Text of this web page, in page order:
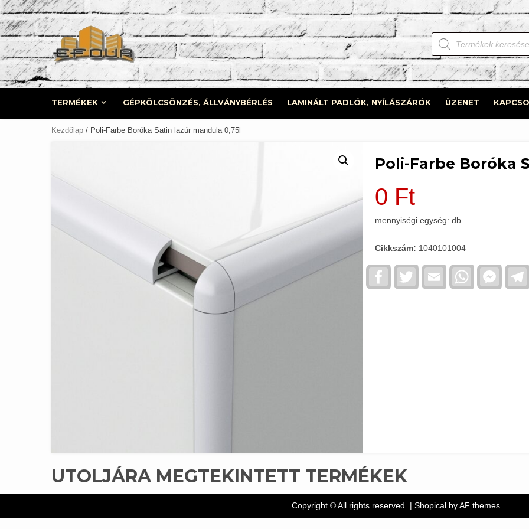
Skip
to
content
Products
search
TERMÉKEK GÉPKÖLCSÖNZÉS, ÁLLVÁNYBÉRLÉS LAMINÁLT PADLÓK, NYÍLÁSZÁRÓK ÜZENET
Kezdőlap / Poli-Farbe Boróka Satin lazúr mandula 0,75l
Poli-Farbe Boróka
0 Ft
mennyiségi egység: db
Cikkszám: 1040101004
FacebookTwitter Email WhatsApp
UTOLJÁRA MEGTEKINTETT TERMÉKEK
Copyright © All rights reserved. | Shopicalby AF themes.